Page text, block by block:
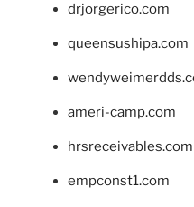
drjorgerico.com
queensushipa.com
ameri-camp.com
hrsreceivables.com
empconst1.com